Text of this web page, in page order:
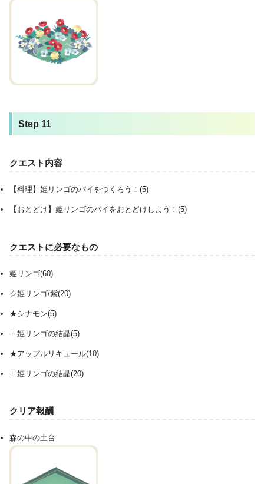
Step 11
クエスト内容
【料理】姫リンゴのパイをつくろう！(5)
【おとどけ】姫リンゴのパイをおとどけしよう！(5)
クエストに必要なもの
姫リンゴ(60)
☆姫リンゴ/紫(20)
★シナモン(5)
└ 姫リンゴの結晶(5)
★アップルリキュール(10)
└ 姫リンゴの結晶(20)
クリア報酬
森の中の土台